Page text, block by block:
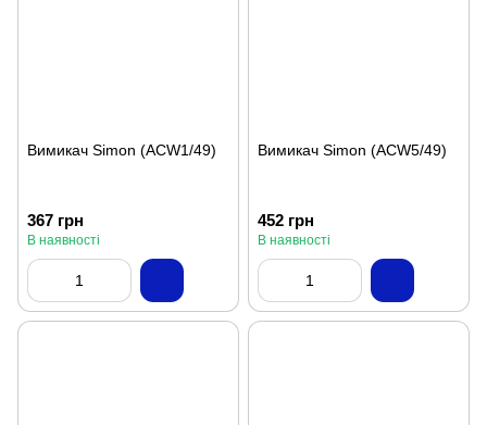
Вимикач Simon (ACW1/49)
367 грн
В наявності
Вимикач Simon (ACW5/49)
452 грн
В наявності